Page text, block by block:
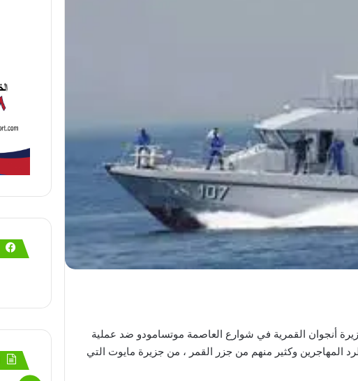
أنجوان القمرية في شوارع العاصمة موتسامودو ضد عملية
المهاجرين وكثير منهم من جزر القمر ، من جزيرة مايوت التي